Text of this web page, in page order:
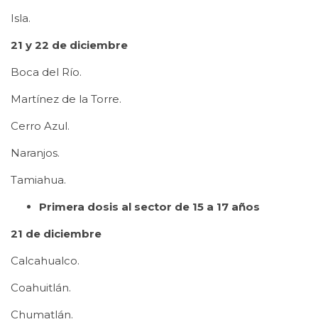
Isla.
21 y 22 de diciembre
Boca del Río.
Martínez de la Torre.
Cerro Azul.
Naranjos.
Tamiahua.
Primera dosis al sector de 15 a 17 años
21 de diciembre
Calcahualco.
Coahuitlán.
Chumatlán.